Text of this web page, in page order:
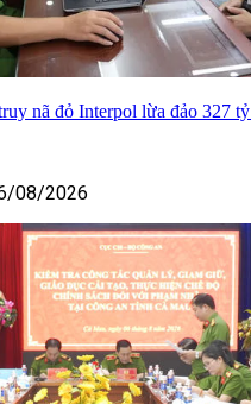
nã đỏ Interpol lừa đảo 327
08/2026